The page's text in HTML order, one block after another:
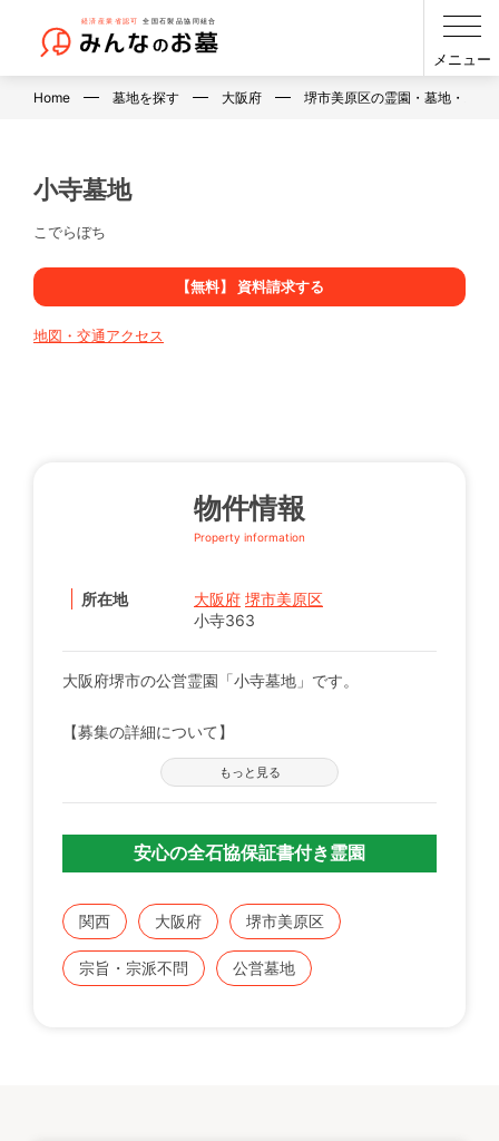
メニュー
Home 墓地を探す 大阪府 堺市美原区の霊園・墓地・お墓
小寺墓地
こでらぼち
【無料】 資料請求する
地図・交通アクセス
物件情報
Property information
所在地 大阪府 堺市美原区
小寺363
大阪府堺市の公営霊園「小寺墓地」です。
【募集の詳細について】
管轄の自治体窓口へお問い合わせください。
※募集は不定期で、申込に際する諸条件がございま
す。
既にこちらに区画をお持ちの方で、お持ちのお墓を建
ッフが無料でご相談をお受けします。
お気軽にみんなのお墓 お問い合わせ窓口【0120-12-
1440】までご連絡ください。
もっと見る
安心の全石協保証書付き霊園
関西 大阪府 堺市美原区
宗旨・宗派不問 公営墓地